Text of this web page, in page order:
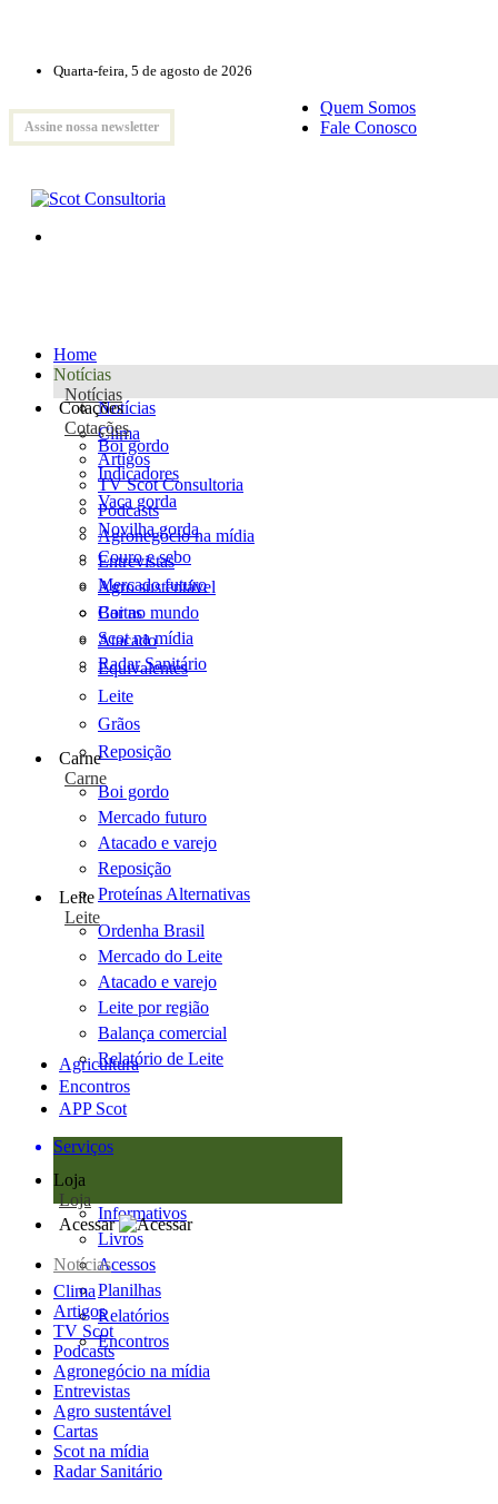
Quarta-feira, 5 de agosto de 2026
Assine nossa newsletter
Quem Somos
Fale Conosco
Home
Notícias
Notícias
Notícias
Clima
Artigos
TV Scot Consultoria
Podcasts
Agronegócio na mídia
Entrevistas
Agro sustentável
Cartas
Scot na mídia
Radar Sanitário
Cotações
Cotações
Boi gordo
Indicadores
Vaca gorda
Novilha gorda
Couro e sebo
Mercado futuro
Boi no mundo
Atacado
Equivalentes
Leite
Grãos
Reposição
Carne
Carne
Boi gordo
Mercado futuro
Atacado e varejo
Reposição
Proteínas Alternativas
Leite
Leite
Ordenha Brasil
Mercado do Leite
Atacado e varejo
Leite por região
Balança comercial
Relatório de Leite
Agricultura
Encontros
APP Scot
Serviços
Loja
Loja
Informativos
Livros
Acessos
Planilhas
Relatórios
Encontros
Acessar
Notícias
Clima
Artigos
TV Scot
Podcasts
Agronegócio na mídia
Entrevistas
Agro sustentável
Cartas
Scot na mídia
Radar Sanitário